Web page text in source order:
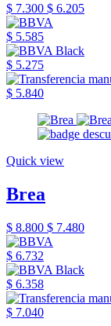
$ 7.300 $ 6.205
$ 5.585
$ 5.275
$ 5.840
Quick view
Brea
$ 8.800 $ 7.480
$ 6.732
$ 6.358
$ 7.040